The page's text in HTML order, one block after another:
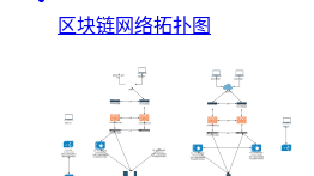
区块链网络拓扑图